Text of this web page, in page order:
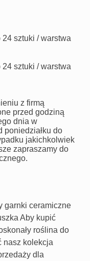
24 sztuki / warstwa
24 sztuki / warstwa
z firmą
przed godziną
dnia w
poniedziałku do
jakichkolwiek
zapraszamy do
garnki ceramiczne
Aby kupić
roślina do
nasz kolekcja
dla